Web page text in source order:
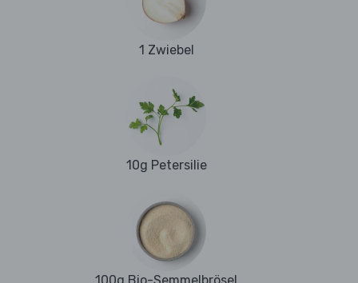
1 Zwiebel
10g Petersilie